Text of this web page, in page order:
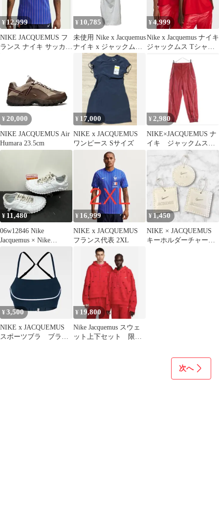
¥12,999
NIKE JACQUEMUS フ
ランス ナイキ サッカー
¥ 10,785
未使用 Nike x Jacquemus
ナイキ x ジャックムス
La Robe Polo ポロワン
ピース DN3239-100 Lサ
イズ ホワイト レディー
ス 古着 中古 USED
¥4,999
Nike x Jacquemus ナイキ
ジャックムス Tシャツ
ロゴ レッド
¥ 20,000
NIKE JACQUEMUS Air
Humara 23.5cm
¥ 17,000
NIKE x JACQUEMUS
ワンピース Sサイズ
¥ 2,980
NIKE×JACQUEMUS ナ
イキ ジャックムス
トラックパンツ サイ
¥ 11,480
06w12846 Nike
Jacquemus × Nike
LX ""White"" DR0424-
100 27cm ナイキ NIKE
US10 UK7.5 EU42 ユニ
セックス スニーカー
【中古品】
¥ 16,999
NIKE x JACQUEMUS
フランス代表 2XL
¥ 1,450
NIKE × JACQUEMUS
キーホルダーチャーム3
¥3,500
NIKE x JACQUEMUS
スポーツブラ ブラト
¥ 19,800
Nike Jacquemus スウェ
ット上下セット 限定
次へ